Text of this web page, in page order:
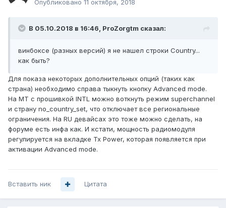
Опубликовано 11 октября, 2018
В 05.10.2018 в 16:46, ProZorgtm сказал:
винбоксе (разных версий) я не нашел строки Country...
как быть?
Для показа некоторых дополнительных опций (таких как
страна) необходимо справа тыкнуть кнопку Advanced mode.
На МТ с прошивкой INTL можно воткнуть режим superchannel
и страну no_country_set, что отключает все региональные
ограничения. На RU девайсах это тоже можно сделать, на
форуме есть инфа как. И кстати, мощность радиомодуля
регулируется на вкладке Tx Power, которая появляется при
активации Advanced mode.
Вставить ник Цитата